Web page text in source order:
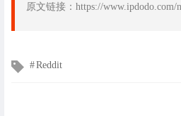
原文链接：https://www.ipdodo.com/
文Reddit